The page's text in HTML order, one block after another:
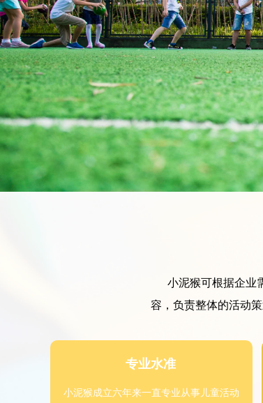
小泥猴可根据企业
容，负责整体的活动
专业水准
小泥猴成立六年来一直专业从事儿童活动